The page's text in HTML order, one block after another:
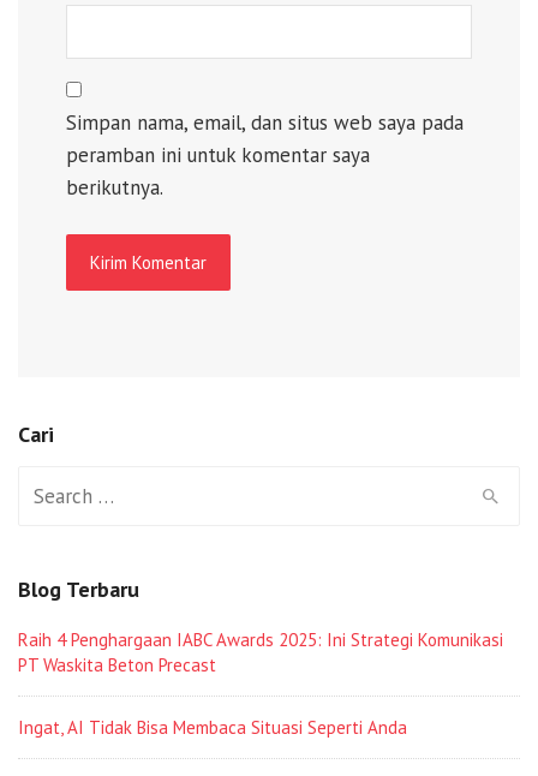
Simpan nama, email, dan situs web saya pada
peramban ini untuk komentar saya
berikutnya.
Cari
Blog Terbaru
Raih 4 Penghargaan IABC Awards 2025: Ini Strategi Komunikasi
PT Waskita Beton Precast
Ingat, AI Tidak Bisa Membaca Situasi Seperti Anda